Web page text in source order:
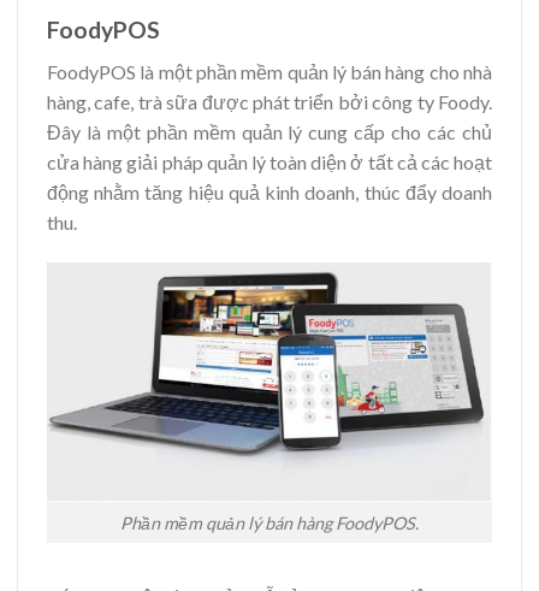
FoodyPOS
FoodyPOS là một phần mềm quản lý bán hàng cho nhà
hàng, cafe, trà sữa được phát triển bởi công ty Foody.
Đây là một phần mềm quản lý cung cấp cho các chủ
cửa hàng giải pháp quản lý toàn diện ở tất cả các hoạt
động nhằm tăng hiệu quả kinh doanh, thúc đẩy doanh
thu.
Phần mềm quản lý bán hàng FoodyPOS.